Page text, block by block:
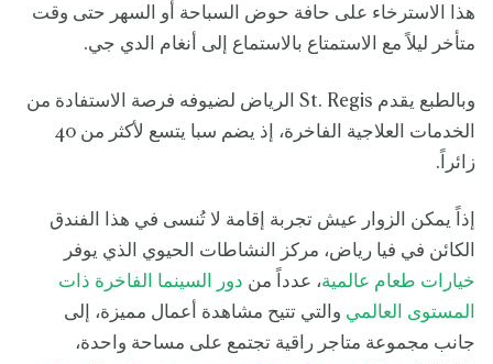
هذا الاسترخاء على حافة حوض السباحة أو السهر حتى وقت
متأخر ليلاً مع الاستمتاع بالاستماع إلى أنغام الدي جي.
وبالطبع يقدم St. Regis الرياض لضيوفه فرصة الاستفادة من
الخدمات العلاجية الفاخرة، إذ يضم سبا يتسع لأكثر من 40
زائراً.
إذاً يمكن الزوار عيش تجربة إقامة لا تُنسى في هذا الفندق
الكائن في فيا رياض، مركز النشاطات الحيوي الذي يوفر
خيارات طعام عالمية، عدداً من دور السينما الفاخرة ذات
المستوى العالمي والتي تتيح مشاهدة أعمال مميزة، إلى
جانب مجموعة متاجر راقية تجتمع على مساحة واحدة،